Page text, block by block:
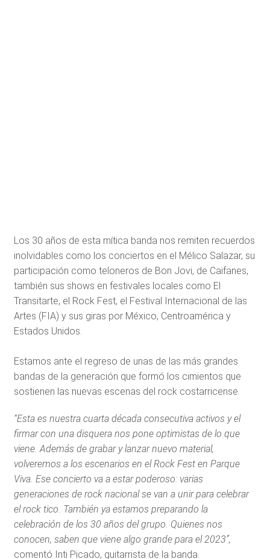
Los 30 años de esta mítica banda nos remiten recuerdos
inolvidables como los conciertos en el Mélico Salazar, su
participación como teloneros de Bon Jovi, de Caifanes,
también sus shows en festivales locales como El
Transitarte, el Rock Fest, el Festival Internacional de las
Artes (FIA) y sus giras por México, Centroamérica y
Estados Unidos.
Estamos ante el regreso de unas de las más grandes
bandas de la generación que formó los cimientos que
sostienen las nuevas escenas del rock costarricense.
“Esta es nuestra cuarta década consecutiva activos y el
firmar con una disquera nos pone optimistas de lo que
viene. Además de grabar y lanzar nuevo material,
volveremos a los escenarios en el Rock Fest en Parque
Viva. Ese concierto va a estar poderoso: varias
generaciones de rock nacional se van a unir para celebrar
el rock tico. También ya estamos preparando la
celebración de los 30 años del grupo. Quienes nos
conocen, saben que viene algo grande para el 2023”,
comentó Inti Picado, guitarrista de la banda.